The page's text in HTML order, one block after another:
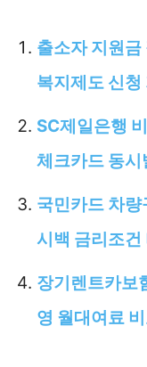
출소자 지원금
복지제도 신청
SC제일은행
체크카드 동시
국민카드 차량
시백 금리조건
장기렌트카보
영 월대여료